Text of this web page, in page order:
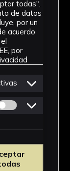
todas",
de datos
por un
acuerdo
por
cookies